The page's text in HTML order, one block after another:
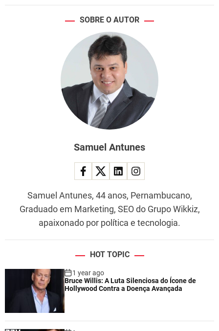
SOBRE O AUTOR
Samuel Antunes
Samuel Antunes, 44 anos, Pernambucano,
Graduado em Marketing, SEO do Grupo Wikkiz,
apaixonado por política e tecnologia.
HOT TOPIC
1 year ago
Bruce Willis: A Luta Silenciosa do Ícone de
Hollywood Contra a Doença Avançada